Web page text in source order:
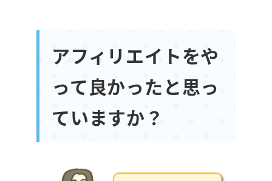
アフィリエイトをや
って良かったと思っ
ていますか？